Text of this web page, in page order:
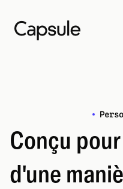
Conçu
d'une